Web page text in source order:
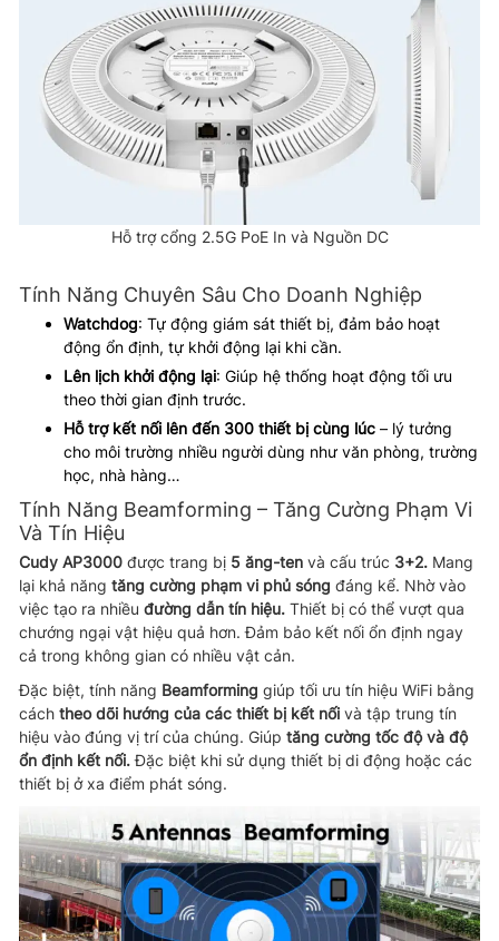
Hỗ trợ cổng 2.5G PoE In và Nguồn DC
Tính Năng Chuyên Sâu Cho Doanh Nghiệp
Watchdog: Tự động giám sát thiết bị, đảm bảo hoạt
động ổn định, tự khởi động lại khi cần.
Lên lịch khởi động lại: Giúp hệ thống hoạt động tối ưu
theo thời gian định trước.
Hỗ trợ kết nối lên đến 300 thiết bị cùng lúc – lý tưởng
cho môi trường nhiều người dùng như văn phòng, trường
học, nhà hàng…
Tính Năng Beamforming – Tăng Cường Phạm Vi
Và Tín Hiệu
Cudy AP3000 được trang bị 5 ăng-ten và cấu trúc 3+2. Mang
lại khả năng tăng cường phạm vi phủ sóng đáng kể. Nhờ vào
việc tạo ra nhiều đường dẫn tín hiệu. Thiết bị có thể vượt qua
chướng ngại vật hiệu quả hơn. Đảm bảo kết nối ổn định ngay
cả trong không gian có nhiều vật cản.
Đặc biệt, tính năng Beamforming giúp tối ưu tín hiệu WiFi bằng
cách theo dõi hướng của các thiết bị kết nối và tập trung tín
hiệu vào đúng vị trí của chúng. Giúp tăng cường tốc độ và độ
ổn định kết nối.Đặc biệt khi sử dụng thiết bị di động hoặc các
thiết bị ở xa điểm phát sóng.